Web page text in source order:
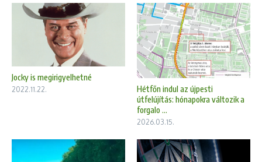
Jocky is megirigyelhetné
2022.11.22.
Hétfőn indul az újpesti
útfelújítás: hónapokra változik a
forgalo ...
2026.03.15.